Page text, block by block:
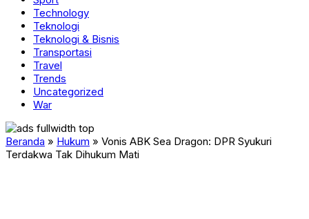
Technology
Teknologi
Teknologi & Bisnis
Transportasi
Travel
Trends
Uncategorized
War
Beranda » Hukum » Vonis ABK Sea Dragon: DPR Syukuri
Terdakwa Tak Dihukum Mati